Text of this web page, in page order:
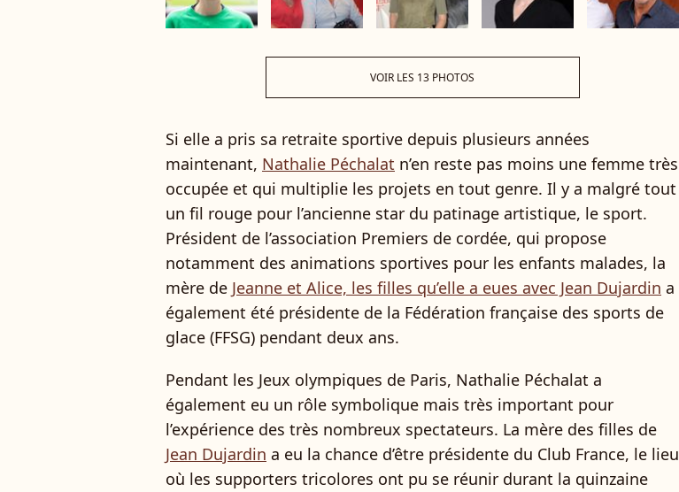
VOIR LES 13 PHOTOS
Si elle a pris sa retraite sportive depuis plusieurs années
maintenant, Nathalie Péchalat n’en reste pas moins une femme très
occupée et qui multiplie les projets en tout genre. Il y a malgré tout
un fil rouge pour l’ancienne star du patinage artistique, le sport.
Président de l’association Premiers de cordée, qui propose
notamment des animations sportives pour les enfants malades, la
mère de Jeanne et Alice, les filles qu’elle a eues avec Jean Dujardin a
également été présidente de la Fédération française des sports de
glace (FFSG) pendant deux ans.
Pendant les Jeux olympiques de Paris, Nathalie Péchalat a
également eu un rôle symbolique mais très important pour
l’expérience des très nombreux spectateurs. La mère des filles de
Jean Dujardin a eu la chance d’être présidente du Club France, le lieu
où les supporters tricolores ont pu se réunir durant la quinzaine